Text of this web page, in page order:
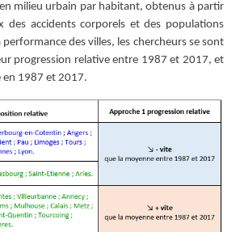
milieu urbain par habitant, obtenus à partir
des accidents corporels et des populations
performance des villes, les chercheurs se sont
progression relative entre 1987 et 2017, et
en 1987 et 2017.